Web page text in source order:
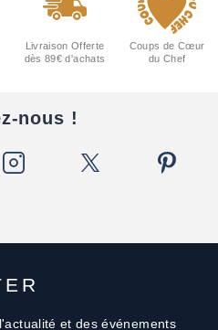
et des événements
Livraison Offerte
dès 89€ d'achats
Coups de Cœur
du Chef
nous !